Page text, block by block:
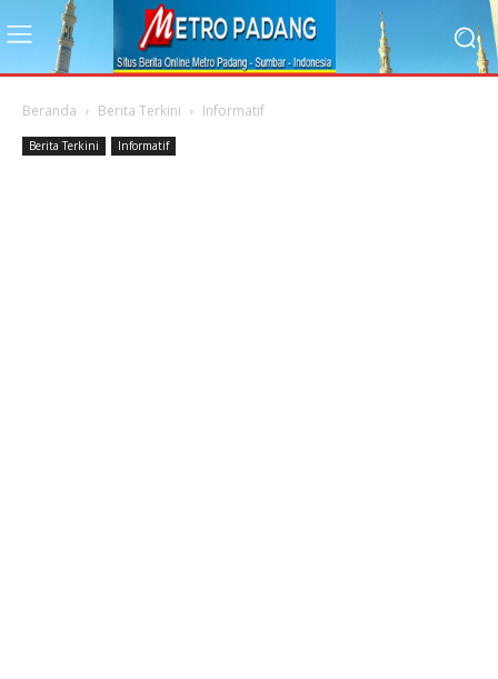
Beranda Berita Terkini Informatif
Berita Terkini Informatif